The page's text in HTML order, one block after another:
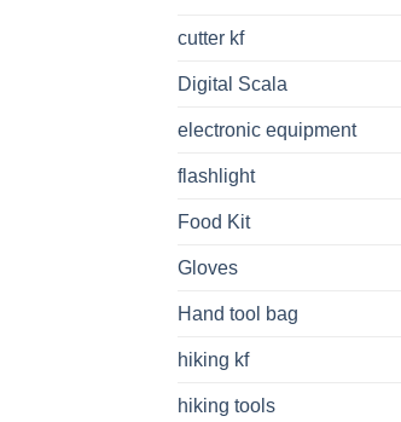
cutter kf
Digital Scala
electronic equipment
flashlight
Food Kit
Gloves
Hand tool bag
hiking kf
hiking tools